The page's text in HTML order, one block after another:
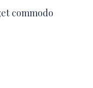
commodo